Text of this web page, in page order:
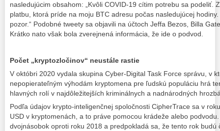
nasledujúcim obsahom: „Kvôli COVID-19 cítim potrebu sa podeliť.
platbu, ktorá príde na moju BTC adresu počas nasledujúcej
pozor.“ Podobné tweety sa objavili na účtoch Jeffa Bezos, Billa
Krátko nato však bola zverejnená informácia, že ide o podvod.
Počet „kryptozločinov“ neustále rastie
V októbri 2020 vydala skupina Cyber-Digital Task Force správu, v
nepopierateľným výhodám kryptomena pre ľudskú populáciu hrá
hlavných rolí v najdôležitejších kriminálnych a nadnárodných
Podľa údajov krypto-inteligenčnej spoločnosti CipherTrace sa v
USD v kryptomenách, a to práve pomocou krádeže alebo
dvojnásobok oproti roku 2018 a predpokladá sa, že tento rok budú